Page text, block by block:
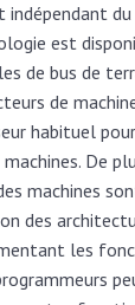
indépendant
est
de bus de
de
habituel
De
machines
des
les